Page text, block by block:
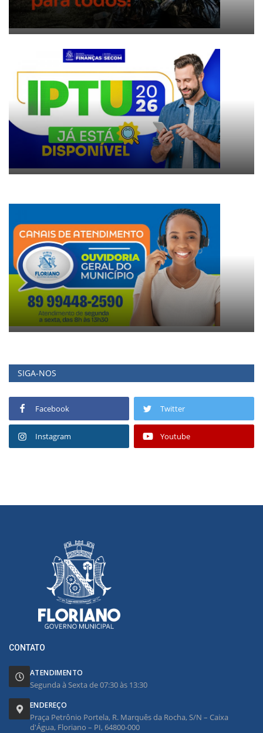
SIGA-NOS
Facebook Twitter
Instagram Youtube
CONTATO
ATENDIMENTO
Segunda à Sexta de 07:30 às 13:30
ENDEREÇO
Praça Petrônio Portela, R. Marquês da Rocha, S/N – Caixa
d'Água, Floriano – PI, 64800-000